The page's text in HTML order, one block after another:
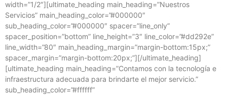
width=”1/2″][ultimate_heading main_heading=”Nuestros
Servicios” main_heading_color=”#000000″
sub_heading_color=”#000000″ spacer=”line_only”
spacer_position=”bottom” line_height=”3″ line_color=”#dd292e”
line_width=”80″ main_heading_margin=”margin-bottom:15px;”
spacer_margin=”margin-bottom:20px;”][/ultimate_heading]
[ultimate_heading main_heading=”Contamos con la tecnología e
infraestructura adecuada para brindarte el mejor servicio.”
sub_heading_color=”#ffffff”